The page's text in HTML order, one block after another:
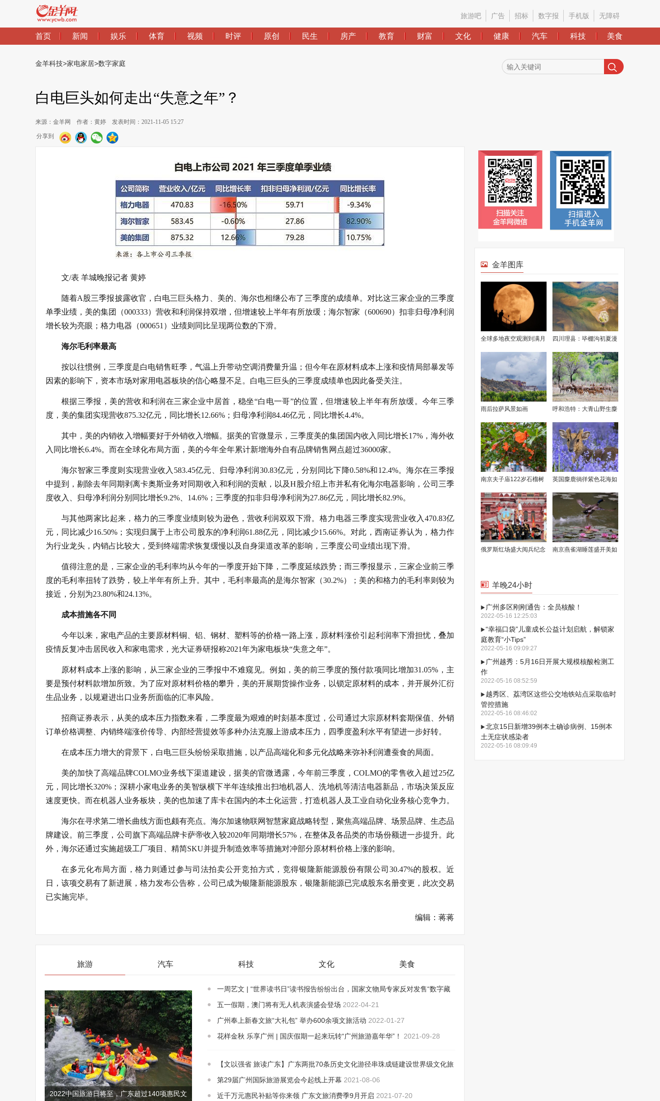
旅游吧 广告 招标 数字报 手机版 无障碍
首页 新闻 娱乐 体育 视频 时评 原创 民生 房产 教育 财富 文化 健康 汽车 科技 美食
金羊科技>家电家居>数字家庭
白电巨头如何走出“失意之年”？
来源：金羊网 作者：黄婷 发表时间：2021-11-05 15:27
分享到
文/表 羊城晚报记者 黄婷
随着A股三季报披露收官，白电三巨头格力、美的、海尔也相继公布了三季度的成绩单。对比这三家企业的三季度
单季业绩，美的集团（000333）营收和利润保持双增，但增速较上半年有所放缓；海尔智家（600690）扣非归母净利润
增长较为亮眼；格力电器（000651）业绩则同比呈现两位数的下滑。
海尔毛利率最高
按以往惯例，三季度是白电销售旺季，气温上升带动空调消费量升温；但今年在原材料成本上涨和疫情局部暴发等
因素的影响下，资本市场对家用电器板块的信心略显不足。白电三巨头的三季度成绩单也因此备受关注。
根据三季报，美的营收和利润在三家企业中居首，稳坐“白电一哥”的位置，但增速较上半年有所放缓。今年三季
度，美的集团实现营收875.32亿元，同比增长12.66%；归母净利润84.46亿元，同比增长4.4%。
其中，美的内销收入增幅要好于外销收入增幅。据美的官微显示，三季度美的集团国内收入同比增长17%，海外收
入同比增长6.4%。而在全球化布局方面，美的今年全年累计新增海外自有品牌销售网点超过36000家。
海尔智家三季度则实现营业收入583.45亿元、归母净利润30.83亿元，分别同比下降0.58%和12.4%。海尔在三季报
中提到，剔除去年同期剥离卡奥斯业务对同期收入和利润的贡献，以及H股介绍上市并私有化海尔电器影响，公司三季
度收入、归母净利润分别同比增长9.2%、14.6%；三季度的扣非归母净利润为27.86亿元，同比增长82.9%。
与其他两家比起来，格力的三季度业绩则较为逊色，营收利润双双下滑。格力电器三季度实现营业收入470.83亿
元，同比减少16.50%；实现归属于上市公司股东的净利润61.88亿元，同比减少15.66%。对此，西南证券认为，格力作
为行业龙头，内销占比较大，受到终端需求恢复缓慢以及自身渠道改革的影响，三季度公司业绩出现下滑。
值得注意的是，三家企业的毛利率均从今年的一季度开始下降，二季度延续跌势；而三季报显示，三家企业前三季
度的毛利率扭转了跌势，较上半年有所上升。其中，毛利率最高的是海尔智家（30.2%）；美的和格力的毛利率则较为
接近，分别为23.80%和24.13%。
成本措施各不同
今年以来，家电产品的主要原材料铜、铝、钢材、塑料等的价格一路上涨，原材料涨价引起利润率下滑担忧，叠加
疫情反复冲击居民收入和家电需求，光大证券研报称2021年为家电板块“失意之年”。
原材料成本上涨的影响，从三家企业的三季报中不难窥见。例如，美的前三季度的预付款项同比增加31.05%，主
要是预付材料款增加所致。为了应对原材料价格的攀升，美的开展期货操作业务，以锁定原材料的成本，并开展外汇衍
生品业务，以规避进出口业务所面临的汇率风险。
招商证券表示，从美的成本压力指数来看，二季度最为艰难的时刻基本度过，公司通过大宗原材料套期保值、外销
订单价格调整、内销终端涨价传导、内部经营提效等多种办法克服上游成本压力，四季度盈利水平有望进一步好转。
在成本压力增大的背景下，白电三巨头纷纷采取措施，以产品高端化和多元化战略来弥补利润遭蚕食的局面。
美的加快了高端品牌COLMO业务线下渠道建设，据美的官微透露，今年前三季度，COLMO的零售收入超过25亿
元，同比增长320%；深耕小家电业务的美智纵横下半年连续推出扫地机器人、洗地机等清洁电器新品，市场决策反应
速度更快。而在机器人业务板块，美的也加速了库卡在国内的本土化运营，打造机器人及工业自动化业务核心竞争力。
海尔在寻求第二增长曲线方面也颇有亮点。海尔加速物联网智慧家庭战略转型，聚焦高端品牌、场景品牌、生态品
牌建设。前三季度，公司旗下高端品牌卡萨帝收入较2020年同期增长57%，在整体及各品类的市场份额进一步提升。此
外，海尔还通过实施超级工厂项目、精简SKU并提升制造效率等措施对冲部分原材料价格上涨的影响。
在多元化布局方面，格力则通过参与司法拍卖公开竞拍方式，竞得银隆新能源股份有限公司30.47%的股权。近
日，该项交易有了新进展，格力发布公告称，公司已成为银隆新能源股东，银隆新能源已完成股东名册变更，此次交易
已实施完毕。
编辑：蒋蒋
旅游 汽车 科技 文化 美食
2022中国旅游日将至，广东超过140项惠民文
一周艺文 | “世界读书日”读书报告纷纷出台，国家文物局专家反对发售“数字藏
品” 2022-04-26
五一假期，澳门将有无人机表演盛会登场 2022-04-21
广州奉上新春文旅“大礼包” 举办600余项文旅活动 2022-01-27
花样金秋 乐享广州 | 国庆假期一起来玩转“广州旅游嘉年华”！
2021-09-28
【文以强省 旅读广东】广东两批70条历史文化游径串珠成链建设世界级文化旅
游目的地 2021-08-13
第29届广州国际旅游展览会今起线上开幕 2021-08-06
近千万元惠民补贴等你来领 广东文旅消费季9月开启 2021-07-20
金羊图库
全球多地夜空观测到满月
美景
四川理县：毕棚沟初夏漫
山渐绿
雨后拉萨风景如画 呼和浩特：大青山野生麋
鹿成功繁衍
南京夫子庙122岁石榴树
花开满枝
英国麋鹿徜徉紫色花海如
童话场景
俄罗斯红场盛大阅兵纪念 南京燕雀湖睡莲盛开美如
羊晚24小时
广州多区刚刚通告：全员核酸！
2022-05-16 12:25:03
“幸福口袋”儿童成长公益计划启航，解锁家
庭教育“小Tips”
2022-05-16 09:09:27
广州越秀：5月16日开展大规模核酸检测工
作
2022-05-16 08:52:59
越秀区、荔湾区这些公交地铁站点采取临时
管控措施
2022-05-16 08:46:02
北京15日新增39例本土确诊病例、15例本
土无症状感染者
2022-05-16 08:09:49